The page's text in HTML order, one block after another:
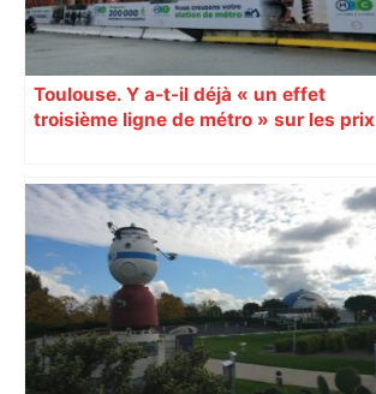
Toulouse. Y a-t-il déjà « un effet
troisième ligne de métro » sur les prix